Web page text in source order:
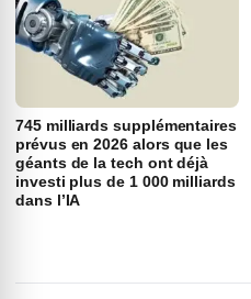
745 milliards supplémentaires
prévus en 2026 alors que les
géants de la tech ont déjà
investi plus de 1 000 milliards
dans l’IA